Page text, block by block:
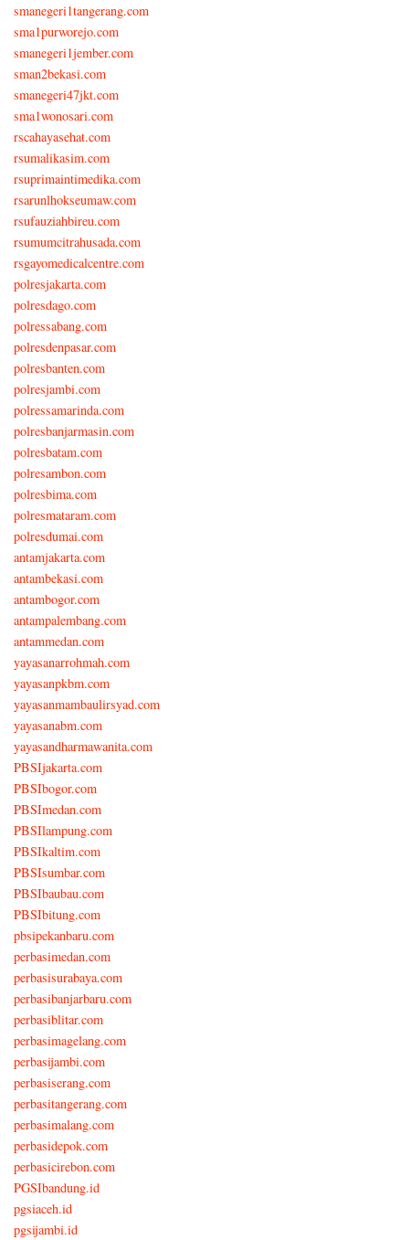
smanegeri1tangerang.com
sma1purworejo.com
smanegeri1jember.com
sman2bekasi.com
smanegeri47jkt.com
sma1wonosari.com
rscahayasehat.com
rsumalikasim.com
rsuprimaintimedika.com
rsarunlhokseumaw.com
rsufauziahbireu.com
rsumumcitrahusada.com
rsgayomedicalcentre.com
polresjakarta.com
polresdago.com
polressabang.com
polresdenpasar.com
polresbanten.com
polresjambi.com
polressamarinda.com
polresbanjarmasin.com
polresbatam.com
polresambon.com
polresbima.com
polresmataram.com
polresdumai.com
antamjakarta.com
antambekasi.com
antambogor.com
antampalembang.com
antammedan.com
yayasanarrohmah.com
yayasanpkbm.com
yayasanmambaulirsyad.com
yayasanabm.com
yayasandharmawanita.com
PBSIjakarta.com
PBSIbogor.com
PBSImedan.com
PBSIlampung.com
PBSIkaltim.com
PBSIsumbar.com
PBSIbaubau.com
PBSIbitung.com
pbsipekanbaru.com
perbasimedan.com
perbasisurabaya.com
perbasibanjarbaru.com
perbasiblitar.com
perbasimagelang.com
perbasijambi.com
perbasiserang.com
perbasitangerang.com
perbasimalang.com
perbasidepok.com
perbasicirebon.com
PGSIbandung.id
pgsiaceh.id
pgsijambi.id